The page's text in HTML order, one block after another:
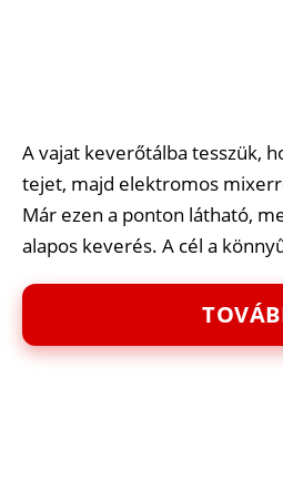
A vajat keverőtálba tesszük,
tejet, majd elektromos
Már ezen a ponton látható,
alapos keverés. A cél a